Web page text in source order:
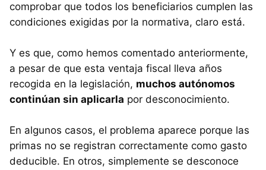
comprobar que todos los beneficiarios cumplen las
condiciones exigidas por la normativa, claro está.
Y es que, como hemos comentado anteriormente,
a pesar de que esta ventaja fiscal lleva años
recogida en la legislación, muchos autónomos
continúan sin aplicarla por desconocimiento.
En algunos casos, el problema aparece porque las
primas no se registran correctamente como gasto
deducible. En otros, simplemente se desconoce